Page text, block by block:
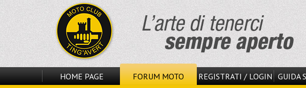
HOME PAGE FORUM MOTO REGISTRATI / LOGIN GUIDA